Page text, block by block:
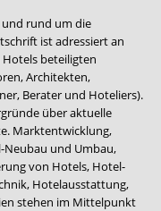
rund um die
ist adressiert an
beteiligten
Architekten,
Berater und Hoteliers).
über aktuelle
Marktentwicklung,
und Umbau,
von Hotels, Hotel-
Hotelausstattung,
stehen im Mittelpunkt